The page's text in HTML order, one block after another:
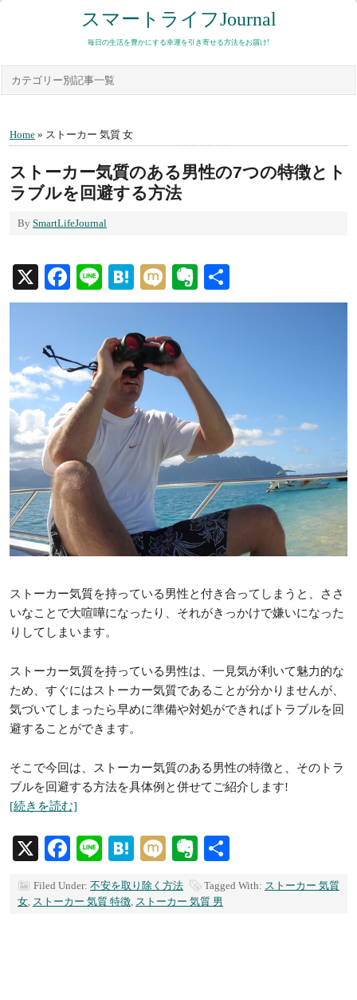
スマートライフJournal
毎日の生活を豊かにする幸運を引き寄せる方法をお届け!
カテゴリー別記事一覧
Home » ストーカー 気質 女
ストーカー気質のある男性の7つの特徴とト
ラブルを回避する方法
By SmartLifeJournal
X Facebook
LineHatenaMixiEvernote
有
ストーカー気質を持っている男性と付き合ってしまうと、ささ
いなことで大喧嘩になったり、それがきっかけで嫌いになった
りしてしまいます。
ストーカー気質を持っている男性は、一見気が利いて魅力的な
ため、すぐにはストーカー気質であることが分かりませんが、
気づいてしまったら早めに準備や対処ができればトラブルを回
避することができます。
そこで今回は、ストーカー気質のある男性の特徴と、そのトラ
ブルを回避する方法を具体例と併せてご紹介します!
[続きを読む]
X Facebook
LineHatenaMixiEvernote
Filed Under: 不安を取り除く方法 Tagged With: ストーカー 気質
女 ストーカー 気質 特徴 ストーカー 気質 男